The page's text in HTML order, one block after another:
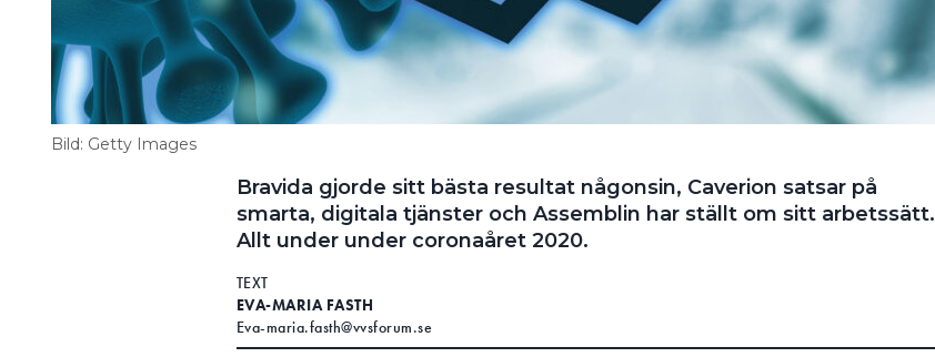
Bild: Getty Images
Bravida gjorde sitt bästa resultat någonsin, Caverion satsar på
smarta, digitala tjänster och Assemblin har ställt om sitt arbetssätt.
Allt under under coronaåret 2020.
TEXT
EVA-MARIA FASTH
Eva-maria.fasth@vvsforum.se